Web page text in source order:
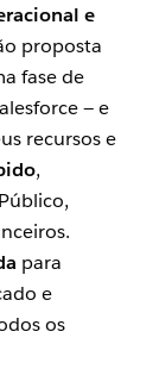
e
proposta
fase de
— e
recursos e
,
para
e
os